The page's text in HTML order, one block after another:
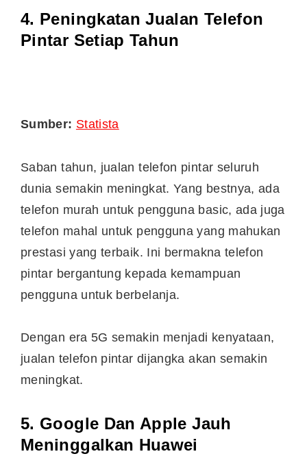
4. Peningkatan Jualan Telefon
Pintar Setiap Tahun
Sumber: Statista
Saban tahun, jualan telefon pintar seluruh
dunia semakin meningkat. Yang bestnya, ada
telefon murah untuk pengguna basic, ada juga
telefon mahal untuk pengguna yang mahukan
prestasi yang terbaik. Ini bermakna telefon
pintar bergantung kepada kemampuan
pengguna untuk berbelanja.
Dengan era 5G semakin menjadi kenyataan,
jualan telefon pintar dijangka akan semakin
meningkat.
5. Google Dan Apple Jauh
Meninggalkan Huawei